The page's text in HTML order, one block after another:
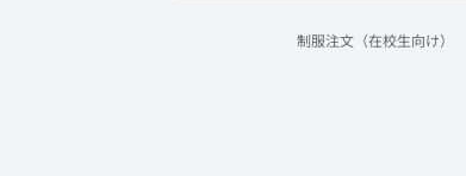
制服注文（在校生向け）